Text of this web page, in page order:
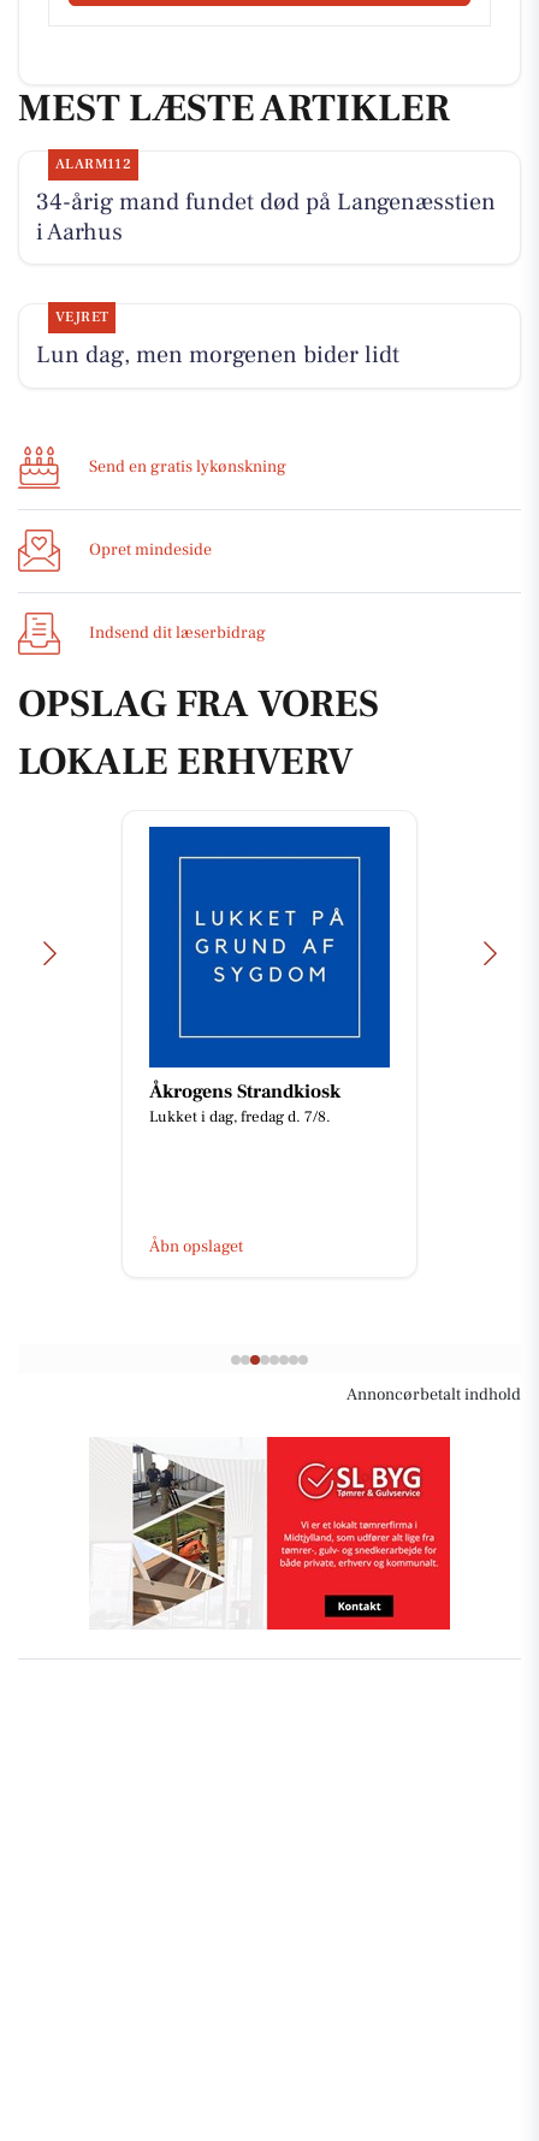
MEST LÆSTE ARTIKLER
ALARM112
34-årig mand fundet død på Langenæsstien
i Aarhus
VEJRET
Lun dag, men morgenen bider lidt
Send en gratis lykønskning
Opret mindeside
Indsend dit læserbidrag
OPSLAG FRA VORES
LOKALE ERHVERV
Åkrogens Strandkiosk
Lukket i dag, fredag d. 7/8.
Åbn opslaget
Annoncørbetalt indhold